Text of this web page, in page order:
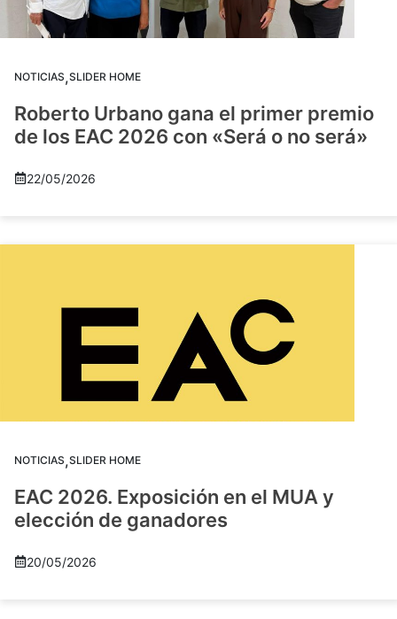
NOTICIAS,SLIDER HOME
Roberto Urbano gana el primer premio
de los EAC 2026 con «Será o no será»
22/05/2026
NOTICIAS,SLIDER HOME
EAC 2026. Exposición en el MUA y
elección de ganadores
20/05/2026